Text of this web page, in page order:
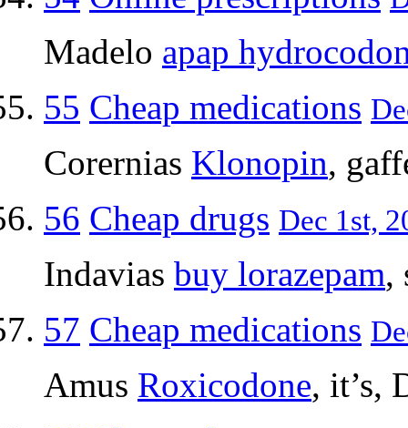
Madelo apap
55 Cheap medications
Corernias Klonopin,
56 Cheap drugs Dec 1st,
Indavias buy lorazepam,
57 Cheap medications
Amus Roxicodone, it’s,